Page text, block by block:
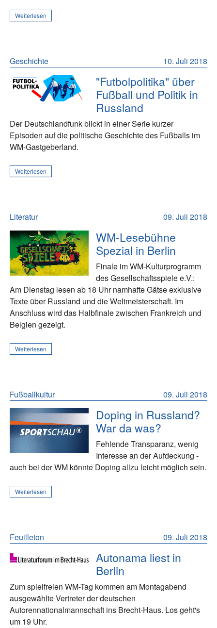
Weiterlesen
10. Juli 2018
Geschichte
"Futbolpolitika" über
Fußball und Politik in
Russland
Der Deutschlandfunk blickt in einer Serie kurzer
Episoden auf die politische Geschichte des Fußballs im
WM-Gastgeberland.
Weiterlesen
09. Juli 2018
Literatur
WM-Lesebühne
Spezial in Berlin
Finale im WM-Kulturprogramm
des Gesellschaftsspiele e.V.:
Am Dienstag lesen ab 18 Uhr namhafte Gätse exklusive
Texte über Russland und die Weltmeisterschaft. Im
Anschluss wird das Halbfinale zwischen Frankreich und
Belgien gezeigt.
Weiterlesen
09. Juli 2018
Fußballkultur
Doping in Russland?
War da was?
Fehlende Transparanz, wenig
Interesse an der Aufdeckung -
auch bei der WM könnte Doping allzu leicht möglich sein.
Weiterlesen
09. Juli 2018
Feuilleton
Autonama liest in
Berlin
Zum spielfreien WM-Tag kommen am Montagabend
ausgewählte Vertreter der deutschen
Autorennationalmannschaft ins Brecht-Haus. Los geht's
um 19 Uhr.